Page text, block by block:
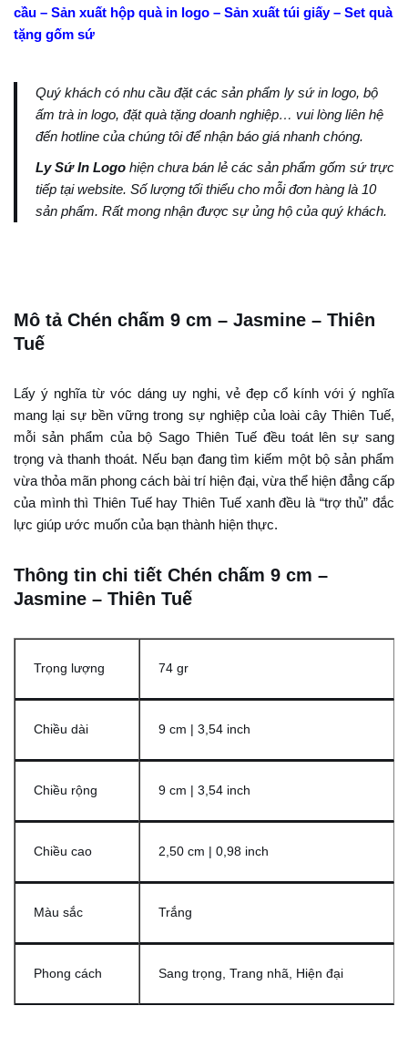
cầu – Sản xuất hộp quà in logo – Sản xuất túi giấy – Set quà
tặng gốm sứ
Quý khách có nhu cầu đặt các sản phẩm ly sứ in logo, bộ
ấm trà in logo, đặt quà tặng doanh nghiệp… vui lòng liên hệ
đến hotline của chúng tôi để nhận báo giá nhanh chóng.
Ly Sứ In Logo hiện chưa bán lẻ các sản phẩm gốm sứ trực
tiếp tại website. Số lượng tối thiểu cho mỗi đơn hàng là 10
sản phẩm. Rất mong nhận được sự ủng hộ của quý khách.
Mô tả Chén chấm 9 cm – Jasmine – Thiên
Tuế
Lấy ý nghĩa từ vóc dáng uy nghi, vẻ đẹp cổ kính với ý nghĩa
mang lại sự bền vững trong sự nghiệp của loài cây Thiên Tuế,
mỗi sản phẩm của bộ Sago Thiên Tuế đều toát lên sự sang
trọng và thanh thoát. Nếu bạn đang tìm kiếm một bộ sản phẩm
vừa thỏa mãn phong cách bài trí hiện đại, vừa thể hiện đẳng cấp
của mình thì Thiên Tuế hay Thiên Tuế xanh đều là “trợ thủ” đắc
lực giúp ước muốn của bạn thành hiện thực.
Thông tin chi tiết Chén chấm 9 cm –
Jasmine – Thiên Tuế
Trọng lượng 74 gr
Chiều dài 9 cm | 3,54 inch
Chiều rộng 9 cm | 3,54 inch
Chiều cao 2,50 cm | 0,98 inch
Màu sắc Trắng
Phong cách Sang trọng, Trang nhã, Hiện đại